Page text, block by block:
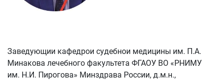
Заведующии кафедрои судебнои медицины им. П.А.
Минакова лечебного факультета ФГАОУ ВО «РНИМУ
им. Н.И. Пирогова» Минздрава России, д.м.н.,